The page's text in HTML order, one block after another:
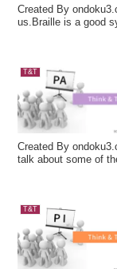
Created By
us.Braille is a good
T&T
Created By
talk about some of
T&T